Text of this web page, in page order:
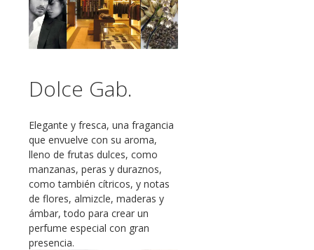
Dolce Gab.
Elegante y fresca, una fragancia
que envuelve con su aroma,
lleno de frutas dulces, como
manzanas, peras y duraznos,
como también cítricos, y notas
de flores, almizcle, maderas y
ámbar, todo para crear un
perfume especial con gran
presencia.